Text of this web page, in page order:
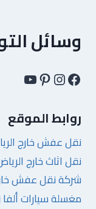
وسائل
فيسبوك
إنستجرام
بينتريست
يوتيوب
روابط الموقع
نقل عفش خارج
نقل اثاث خارج
شركة نقل عفش
مغسلة سيارات